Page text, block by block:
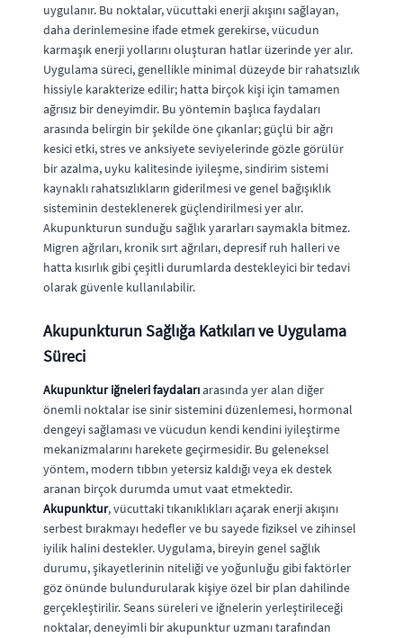
uygulanır. Bu noktalar, vücuttaki enerji akışını sağlayan,
daha derinlemesine ifade etmek gerekirse, vücudun
karmaşık enerji yollarını oluşturan hatlar üzerinde yer alır.
Uygulama süreci, genellikle minimal düzeyde bir rahatsızlık
hissiyle karakterize edilir; hatta birçok kişi için tamamen
ağrısız bir deneyimdir. Bu yöntemin başlıca faydaları
arasında belirgin bir şekilde öne çıkanlar; güçlü bir ağrı
kesici etki, stres ve anksiyete seviyelerinde gözle görülür
bir azalma, uyku kalitesinde iyileşme, sindirim sistemi
kaynaklı rahatsızlıkların giderilmesi ve genel bağışıklık
sisteminin desteklenerek güçlendirilmesi yer alır.
Akupunkturun sunduğu sağlık yararları saymakla bitmez.
Migren ağrıları, kronik sırt ağrıları, depresif ruh halleri ve
hatta kısırlık gibi çeşitli durumlarda destekleyici bir tedavi
olarak güvenle kullanılabilir.
Akupunkturun Sağlığa Katkıları ve Uygulama
Süreci
Akupunktur iğneleri faydalarıarasında yer alan diğer
önemli noktalar ise sinir sistemini düzenlemesi, hormonal
dengeyi sağlaması ve vücudun kendi kendini iyileştirme
mekanizmalarını harekete geçirmesidir. Bu geleneksel
yöntem, modern tıbbın yetersiz kaldığı veya ek destek
aranan birçok durumda umut vaat etmektedir.
Akupunktur, vücuttaki tıkanıklıkları açarak enerji akışını
serbest bırakmayı hedefler ve bu sayede fiziksel ve zihinsel
iyilik halini destekler. Uygulama, bireyin genel sağlık
durumu, şikayetlerinin niteliği ve yoğunluğu gibi faktörler
göz önünde bulundurularak kişiye özel bir plan dahilinde
gerçekleştirilir. Seans süreleri ve iğnelerin yerleştirileceği
noktalar, deneyimli bir akupunktur uzmanı tarafından